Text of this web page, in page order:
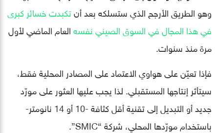
وهو الطريق الأرجح الذي ستسلكه بعد أنتكبدت خسائر كبرى
في هذا المجال في السوق الصيني نفسهالعام الماضي لأول
مرة منذ سنوات.
فإذا تعيّن على هواوي الاعتماد على المصادر المحلية فقط،
سيتأثر إنتاجها المستقبلي. لذا يجب عليها العثور على مورّد
جديد أو التبديل إلى تقنية أقل كثافة -10 أو 14 نانومتر-
باستخدام مورّدها المحلي، شركة “SMIC”.